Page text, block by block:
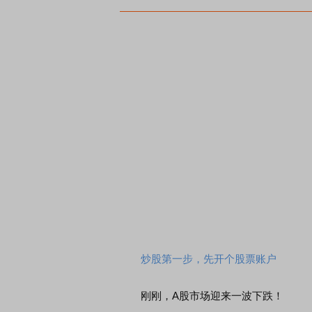
炒股第一步，先开个股票账户
刚刚，A股市场迎来一波下跌！